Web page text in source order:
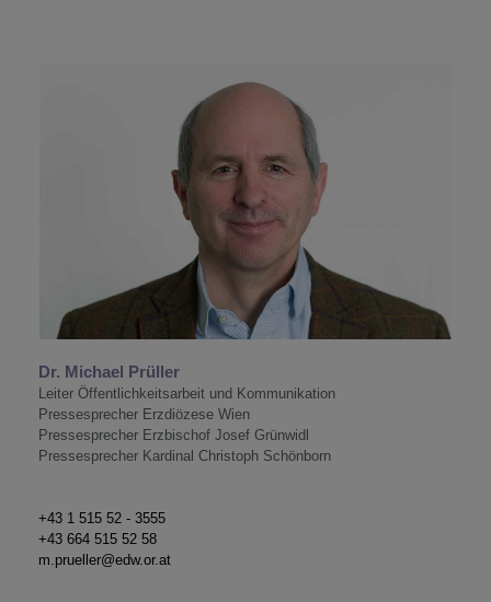
Dr. Michael Prüller
Leiter Öffentlichkeitsarbeit und Kommunikation
Pressesprecher Erzdiözese Wien
Pressesprecher Erzbischof Josef Grünwidl
Pressesprecher Kardinal Christoph Schönborn
+43 1 515 52 - 3555
+43 664 515 52 58
m.prueller@edw.or.at